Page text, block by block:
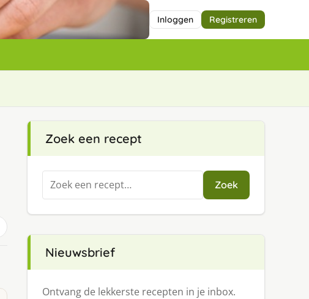
Inloggen Registreren
Zoek een recept
Zoeken
naar:
Zoek
Nieuwsbrief
Ontvang de lekkerste recepten in je inbox.